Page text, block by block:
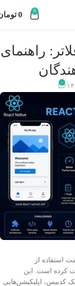
0
0
راهنمای
۰
استفاده از
کرده است. این
کدبیس، اپلیکیشن‌هایی